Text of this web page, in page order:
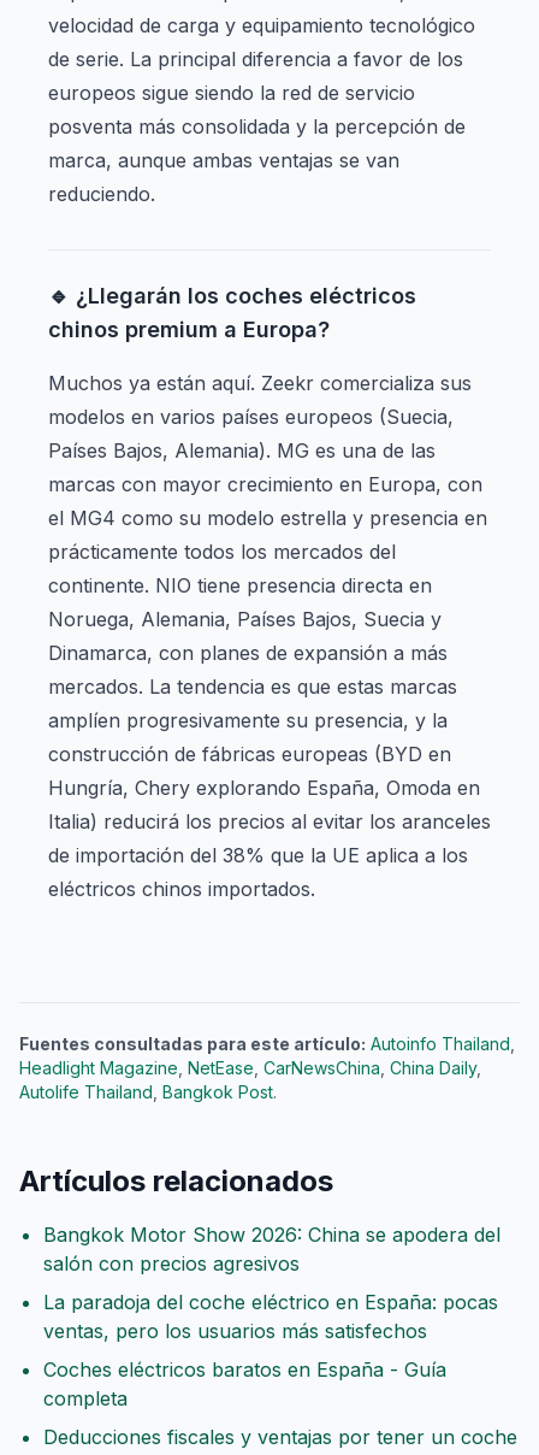
velocidad de carga y equipamiento tecnológico
de serie. La principal diferencia a favor de los
europeos sigue siendo la red de servicio
posventa más consolidada y la percepción de
marca, aunque ambas ventajas se van
reduciendo.
🔹 ¿Llegarán los coches eléctricos
chinos premium a Europa?
Muchos ya están aquí. Zeekr comercializa sus
modelos en varios países europeos (Suecia,
Países Bajos, Alemania). MG es una de las
marcas con mayor crecimiento en Europa, con
el MG4 como su modelo estrella y presencia en
prácticamente todos los mercados del
continente. NIO tiene presencia directa en
Noruega, Alemania, Países Bajos, Suecia y
Dinamarca, con planes de expansión a más
mercados. La tendencia es que estas marcas
amplíen progresivamente su presencia, y la
construcción de fábricas europeas (BYD en
Hungría, Chery explorando España, Omoda en
Italia) reducirá los precios al evitar los aranceles
de importación del 38% que la UE aplica a los
eléctricos chinos importados.
Fuentes consultadas para este artículo: Autoinfo Thailand
Headlight Magazine NetEase CarNewsChina China Daily,
Autolife Thailand Bangkok Post.
Artículos relacionados
Bangkok Motor Show 2026: China se apodera del
salón con precios agresivos
La paradoja del coche eléctrico en España: pocas
ventas, pero los usuarios más satisfechos
Coches eléctricos baratos en España - Guía
completa
Deducciones fiscales y ventajas por tener un coche